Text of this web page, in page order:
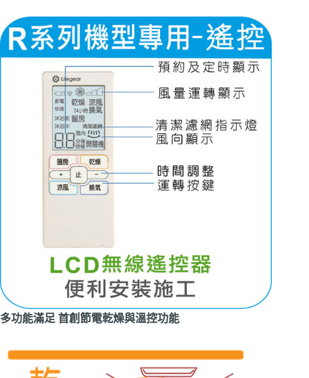
多功能滿足 首創節電乾燥與溫控功能